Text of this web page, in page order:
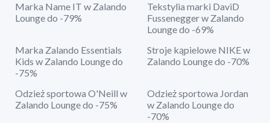
Marka Name IT w Zalando
Lounge do -79%
Tekstylia marki DaviD
Fussenegger w Zalando
Lounge do -69%
Marka Zalando Essentials
Kids w Zalando Lounge do
-75%
Stroje kąpielowe NIKE w
Zalando Lounge do -70%
Odzież sportowa O'Neill w
Zalando Lounge do -75%
Odzież sportowa Jordan
w Zalando Lounge do
-70%